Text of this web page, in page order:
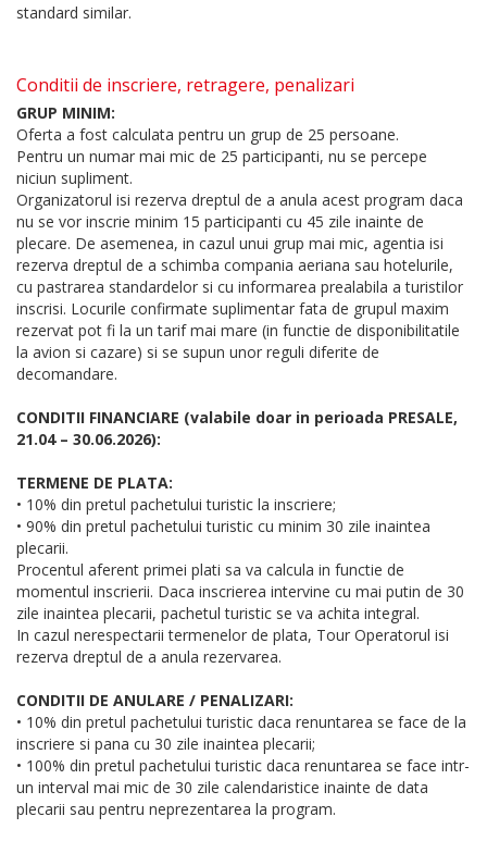
standard similar.
Conditii de inscriere, retragere, penalizari
GRUP MINIM:
Oferta a fost calculata pentru un grup de 25 persoane.
Pentru un numar mai mic de 25 participanti, nu se percepe
niciun supliment.
Organizatorul isi rezerva dreptul de a anula acest program daca
nu se vor inscrie minim 15 participanti cu 45 zile inainte de
plecare. De asemenea, in cazul unui grup mai mic, agentia isi
rezerva dreptul de a schimba compania aeriana sau hotelurile,
cu pastrarea standardelor si cu informarea prealabila a turistilor
inscrisi. Locurile confirmate suplimentar fata de grupul maxim
rezervat pot fi la un tarif mai mare (in functie de disponibilitatile
la avion si cazare) si se supun unor reguli diferite de
decomandare.
CONDITII FINANCIARE (valabile doar in perioada PRESALE,
21.04 – 30.06.2026):
TERMENE DE PLATA:
• 10% din pretul pachetului turistic la inscriere;
• 90% din pretul pachetului turistic cu minim 30 zile inaintea
plecarii.
Procentul aferent primei plati sa va calcula in functie de
momentul inscrierii. Daca inscrierea intervine cu mai putin de 30
zile inaintea plecarii, pachetul turistic se va achita integral.
In cazul nerespectarii termenelor de plata, Tour Operatorul isi
rezerva dreptul de a anula rezervarea.
CONDITII DE ANULARE / PENALIZARI:
• 10% din pretul pachetului turistic daca renuntarea se face de la
inscriere si pana cu 30 zile inaintea plecarii;
• 100% din pretul pachetului turistic daca renuntarea se face intr-
un interval mai mic de 30 zile calendaristice inainte de data
plecarii sau pentru neprezentarea la program.